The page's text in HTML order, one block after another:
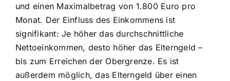
und einen Maximalbetrag von 1.800 Euro pro
Monat. Der Einfluss des Einkommens ist
signifikant: Je höher das durchschnittliche
Nettoeinkommen, desto höher das Elterngeld –
bis zum Erreichen der Obergrenze. Es ist
außerdem möglich, das Elterngeld über einen